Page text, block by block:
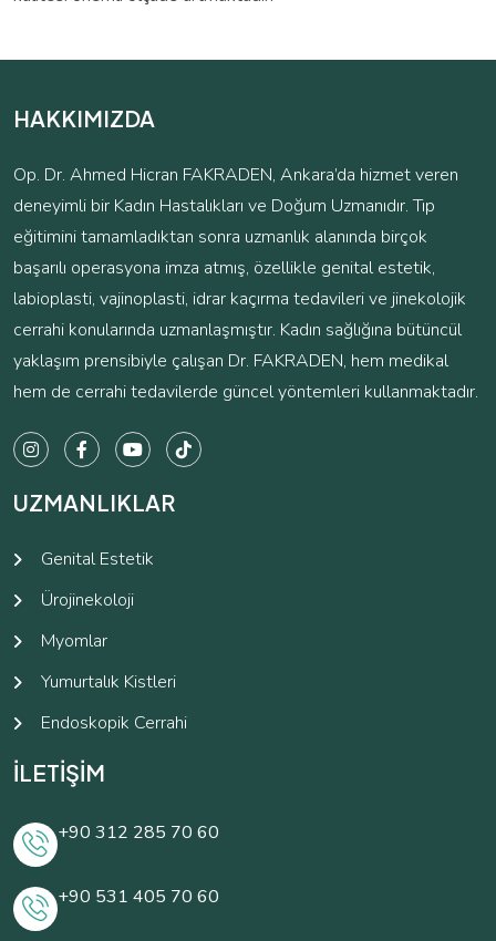
HAKKIMIZDA
Op. Dr. Ahmed Hicran FAKRADEN, Ankara’da hizmet veren
deneyimli bir Kadın Hastalıkları ve Doğum Uzmanıdır. Tıp
eğitimini tamamladıktan sonra uzmanlık alanında birçok
başarılı operasyona imza atmış, özellikle genital estetik,
labioplasti, vajinoplasti, idrar kaçırma tedavileri ve jinekolojik
cerrahi konularında uzmanlaşmıştır. Kadın sağlığına bütüncül
yaklaşım prensibiyle çalışan Dr. FAKRADEN, hem medikal
hem de cerrahi tedavilerde güncel yöntemleri kullanmaktadır.
UZMANLIKLAR
Genital Estetik
Ürojinekoloji
Myomlar
Yumurtalık Kistleri
Endoskopik Cerrahi
İLETİŞİM
+90 312 285 70 60
+90 531 405 70 60